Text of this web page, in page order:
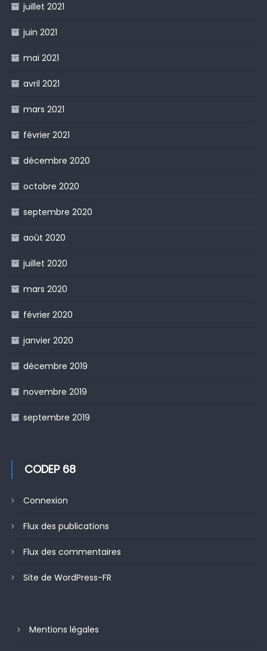
juillet 2021
juin 2021
mai 2021
avril 2021
mars 2021
février 2021
décembre 2020
octobre 2020
septembre 2020
août 2020
juillet 2020
mars 2020
février 2020
janvier 2020
décembre 2019
novembre 2019
septembre 2019
CODEP 68
Connexion
Flux des publications
Flux des commentaires
Site de WordPress-FR
Mentions légales